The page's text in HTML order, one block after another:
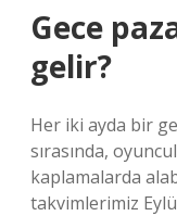
Gece
gelir?
Her iki ayda bir
sırasında,
kaplamalarda
takvimlerimiz